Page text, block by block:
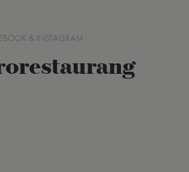
& INSTAGRAM